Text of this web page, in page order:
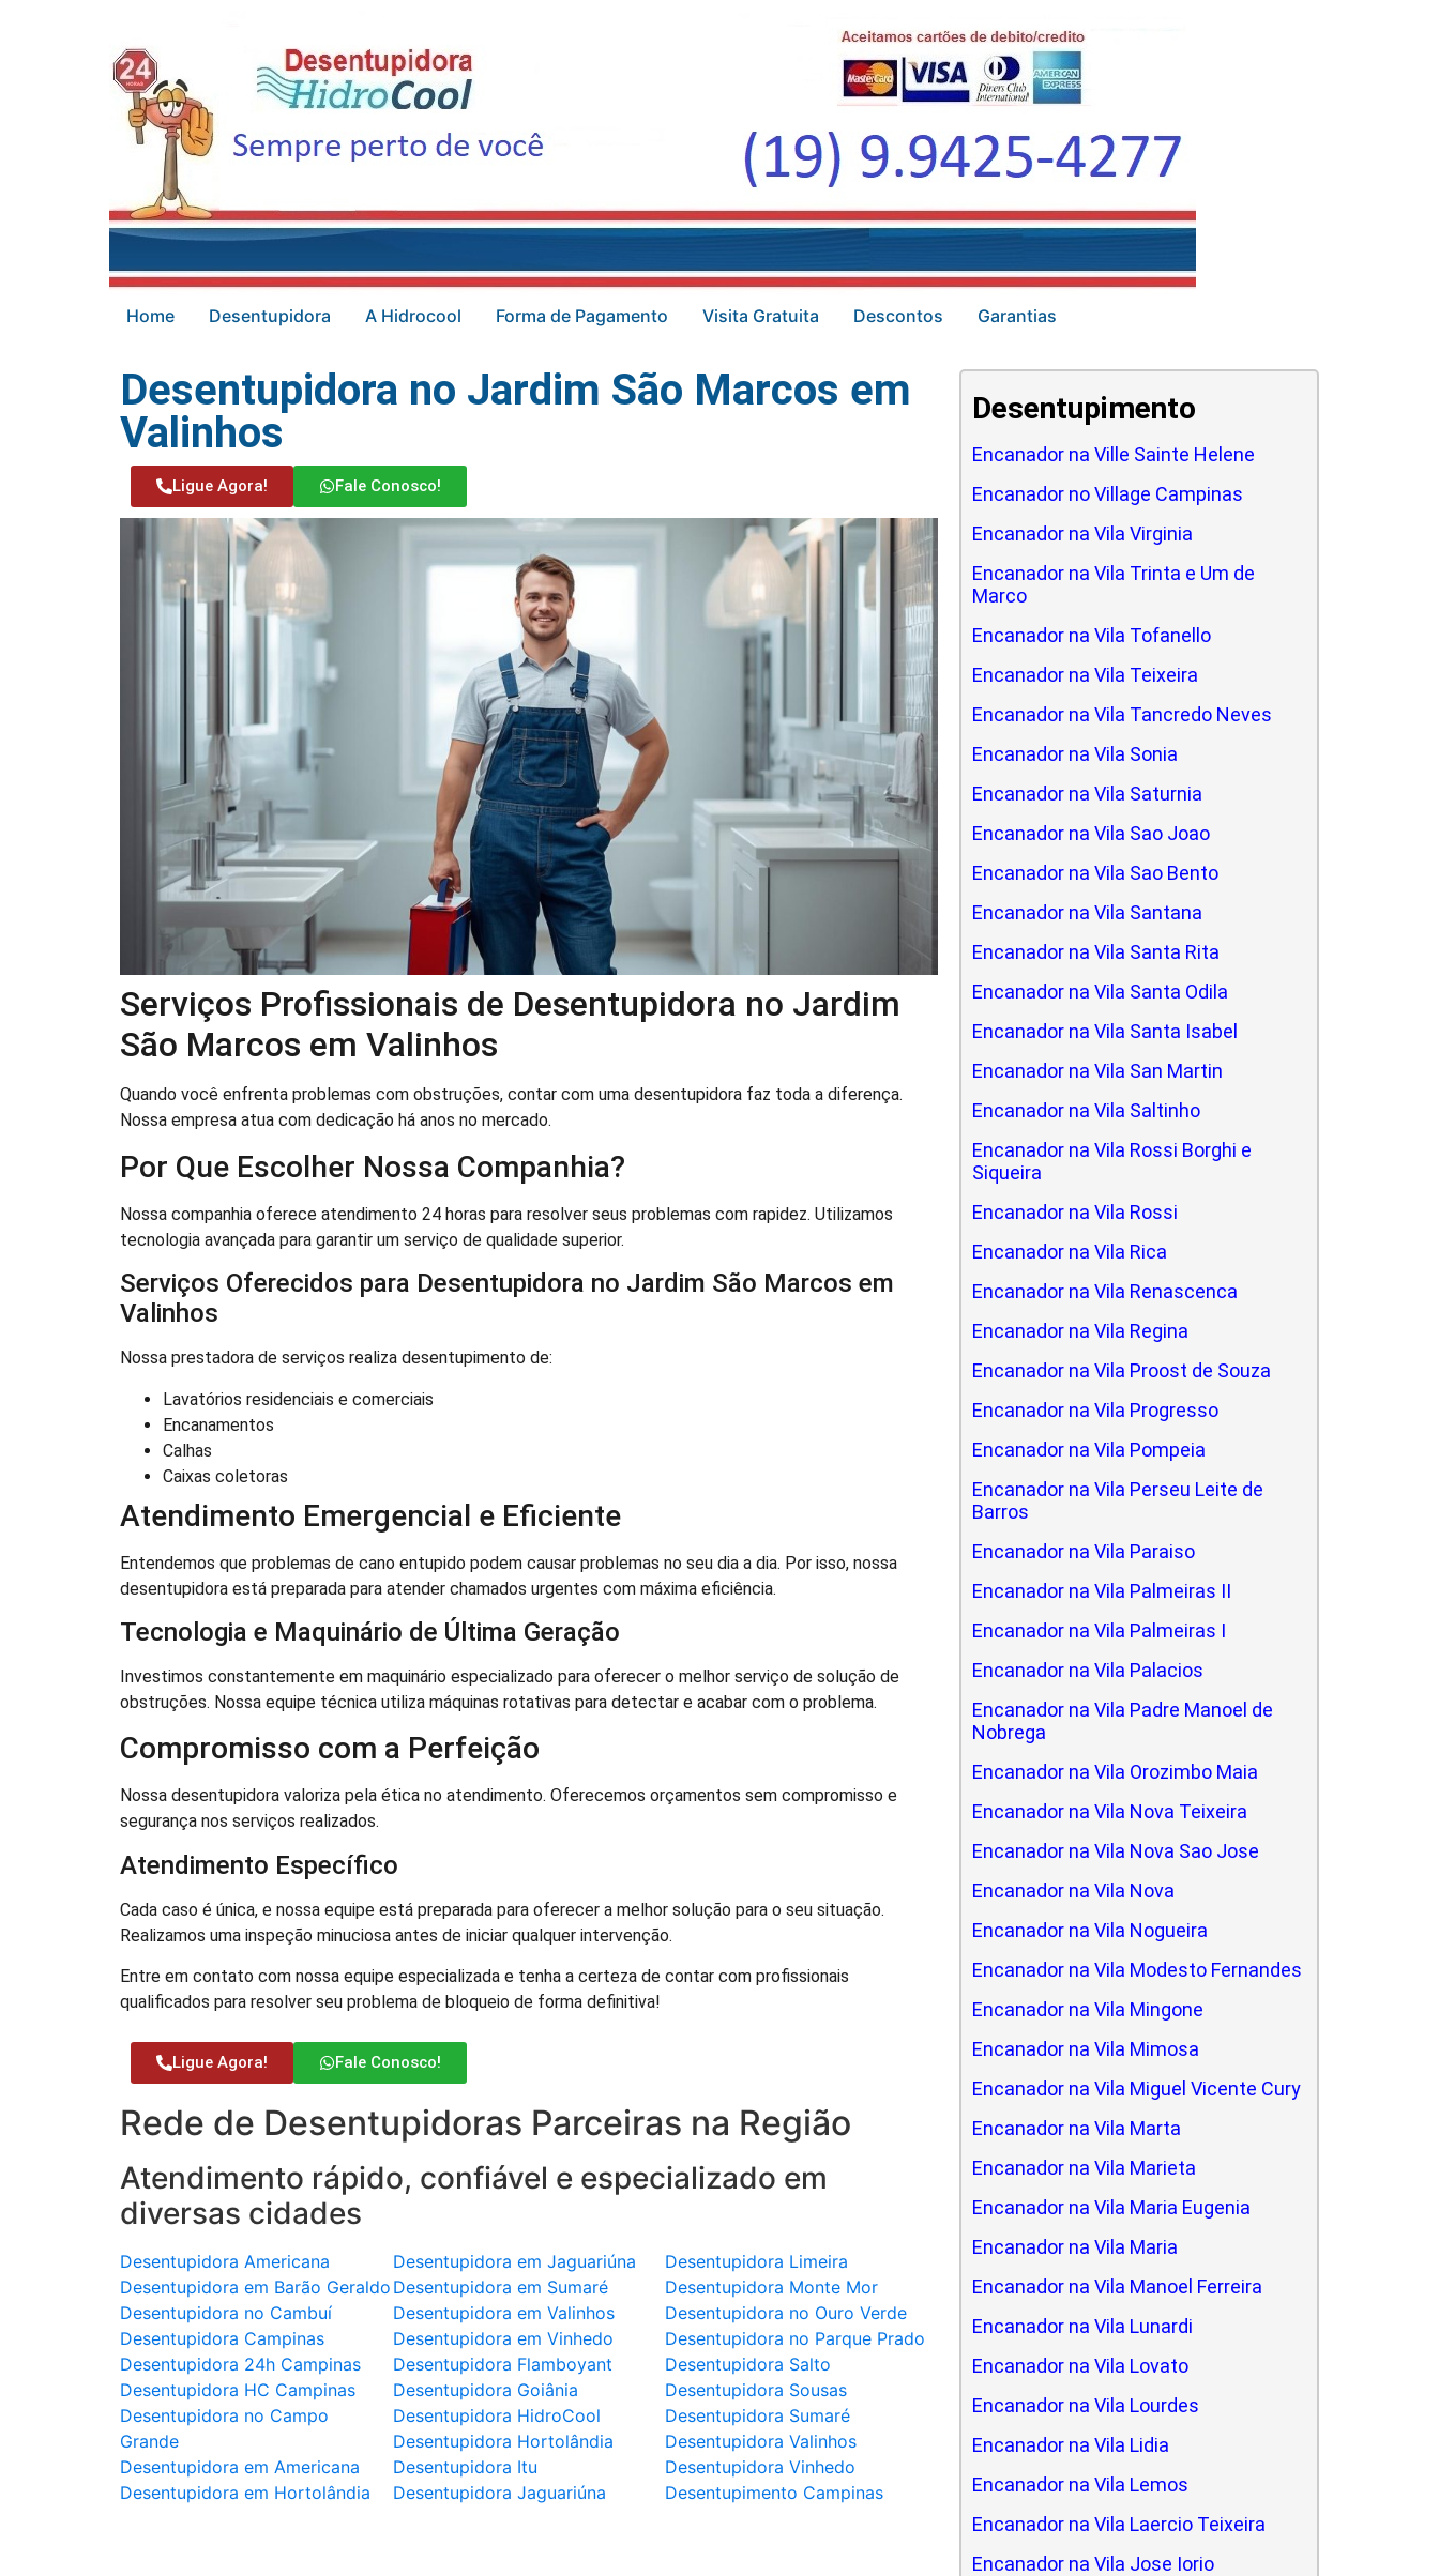
Home Desentupidora A Hidrocool Forma de Pagamento Visita Gratuita Descontos Garantias
Desentupidora no Jardim São Marcos em
Valinhos
Ligue Agora! Fale Conosco!
Serviços Profissionais de Desentupidora no Jardim
São Marcos em Valinhos
Quando você enfrenta problemas com obstruções, contar com uma desentupidora faz toda a diferença.
Nossa empresa atua com dedicação há anos no mercado.
Por Que Escolher Nossa Companhia?
Nossa companhia oferece atendimento 24 horas para resolver seus problemas com rapidez. Utilizamos
tecnologia avançada para garantir um serviço de qualidade superior.
Serviços Oferecidos para Desentupidora no Jardim São Marcos em
Valinhos
Nossa prestadora de serviços realiza desentupimento de:
Lavatórios residenciais e comerciais
Encanamentos
Calhas
Caixas coletoras
Atendimento Emergencial e Eficiente
Entendemos que problemas de cano entupido podem causar problemas no seu dia a dia. Por isso, nossa
desentupidora está preparada para atender chamados urgentes com máxima eficiência.
Tecnologia e Maquinário de Última Geração
Investimos constantemente em maquinário especializado para oferecer o melhor serviço de solução de
obstruções. Nossa equipe técnica utiliza máquinas rotativas para detectar e acabar com o problema.
Compromisso com a Perfeição
Nossa desentupidora valoriza pela ética no atendimento. Oferecemos orçamentos sem compromisso e
segurança nos serviços realizados.
Atendimento Específico
Cada caso é única, e nossa equipe está preparada para oferecer a melhor solução para o seu situação.
Realizamos uma inspeção minuciosa antes de iniciar qualquer intervenção.
Entre em contato com nossa equipe especializada e tenha a certeza de contar com profissionais
qualificados para resolver seu problema de bloqueio de forma definitiva!
Ligue Agora! Fale Conosco!
Rede de Desentupidoras Parceiras na Região
Atendimento rápido, confiável e especializado em
diversas cidades
Desentupidora Americana
Desentupidora em Barão Geraldo
Desentupidora no Cambuí
Desentupidora Campinas
Desentupidora 24h Campinas
Desentupidora HC Campinas
Desentupidora no Campo
Grande
Desentupidora em Americana
Desentupidora em Hortolândia
Desentupidora em Jaguariúna
Desentupidora em Sumaré
Desentupidora em Valinhos
Desentupidora em Vinhedo
Desentupidora Flamboyant
Desentupidora Goiânia
Desentupidora HidroCool
Desentupidora Hortolândia
Desentupidora Itu
Desentupidora Jaguariúna
Desentupidora Limeira
Desentupidora Monte Mor
Desentupidora no Ouro Verde
Desentupidora no Parque Prado
Desentupidora Salto
Desentupidora Sousas
Desentupidora Sumaré
Desentupidora Valinhos
Desentupidora Vinhedo
Desentupimento Campinas
Desentupimento
Encanador na Ville Sainte Helene
Encanador no Village Campinas
Encanador na Vila Virginia
Encanador na Vila Trinta e Um de
Marco
Encanador na Vila Tofanello
Encanador na Vila Teixeira
Encanador na Vila Tancredo Neves
Encanador na Vila Sonia
Encanador na Vila Saturnia
Encanador na Vila Sao Joao
Encanador na Vila Sao Bento
Encanador na Vila Santana
Encanador na Vila Santa Rita
Encanador na Vila Santa Odila
Encanador na Vila Santa Isabel
Encanador na Vila San Martin
Encanador na Vila Saltinho
Encanador na Vila Rossi Borghi e
Siqueira
Encanador na Vila Rossi
Encanador na Vila Rica
Encanador na Vila Renascenca
Encanador na Vila Regina
Encanador na Vila Proost de Souza
Encanador na Vila Progresso
Encanador na Vila Pompeia
Encanador na Vila Perseu Leite de
Barros
Encanador na Vila Paraiso
Encanador na Vila Palmeiras II
Encanador na Vila Palmeiras I
Encanador na Vila Palacios
Encanador na Vila Padre Manoel de
Nobrega
Encanador na Vila Orozimbo Maia
Encanador na Vila Nova Teixeira
Encanador na Vila Nova Sao Jose
Encanador na Vila Nova
Encanador na Vila Nogueira
Encanador na Vila Modesto Fernandes
Encanador na Vila Mingone
Encanador na Vila Mimosa
Encanador na Vila Miguel Vicente Cury
Encanador na Vila Marta
Encanador na Vila Marieta
Encanador na Vila Maria Eugenia
Encanador na Vila Maria
Encanador na Vila Manoel Ferreira
Encanador na Vila Lunardi
Encanador na Vila Lovato
Encanador na Vila Lourdes
Encanador na Vila Lidia
Encanador na Vila Lemos
Encanador na Vila Laercio Teixeira
Encanador na Vila Jose Iorio